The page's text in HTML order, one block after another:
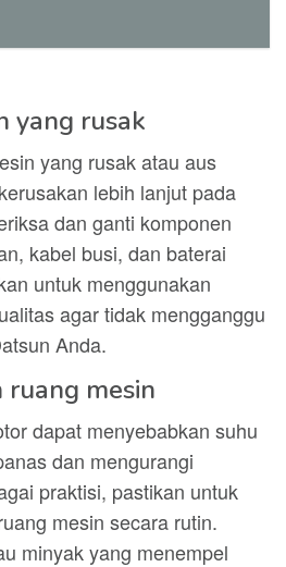
yang rusak
yang rusak atau aus
lebih lanjut pada
dan ganti komponen
kabel busi, dan baterai
untuk menggunakan
agar tidak mengganggu
Anda.
ruang mesin
dapat menyebabkan suhu
dan mengurangi
praktisi, pastikan untuk
mesin secara rutin.
minyak yang menempel